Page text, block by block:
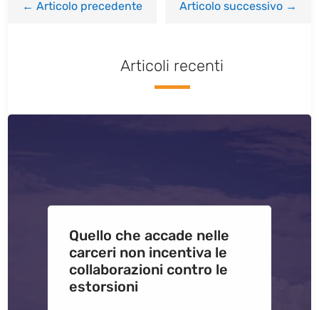
←Articolo precedente Articolo successivo→
Articoli recenti
Quello che accade nelle
carceri non incentiva le
collaborazioni contro le
estorsioni